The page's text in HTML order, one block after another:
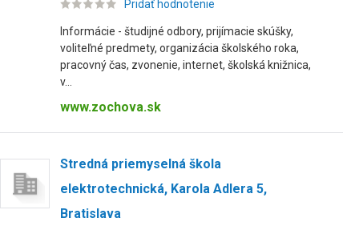
Pridať hodnotenie
Informácie - študijné odbory, prijímacie skúšky,
voliteľné predmety, organizácia školského roka,
pracovný čas, zvonenie, internet, školská knižnica,
v...
www.zochova.sk
Stredná priemyselná škola
elektrotechnická, Karola Adlera 5,
Bratislava